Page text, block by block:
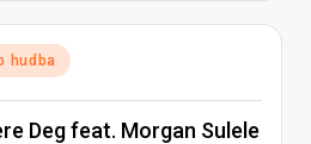
hudba
Deg feat. Morgan Sulele